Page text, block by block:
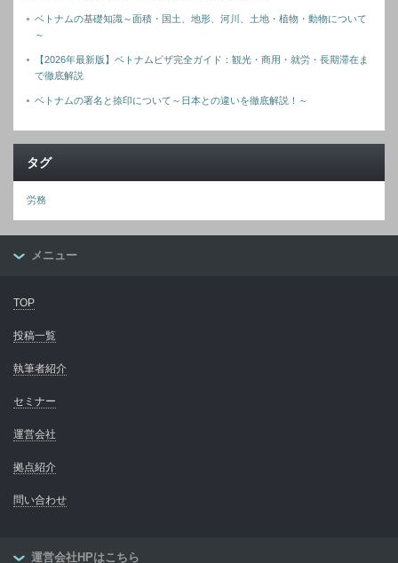
ベトナムの基礎知識～面積・国土、地形、河川、土地・植物・動物について
～
【2026年最新版】ベトナムビザ完全ガイド：観光・商用・就労・長期滞在ま
で徹底解説
ベトナムの署名と捺印について～日本との違いを徹底解説！～
タグ
労務
メニュー
TOP
投稿一覧
執筆者紹介
セミナー
運営会社
拠点紹介
問い合わせ
運営会社HPはこちら